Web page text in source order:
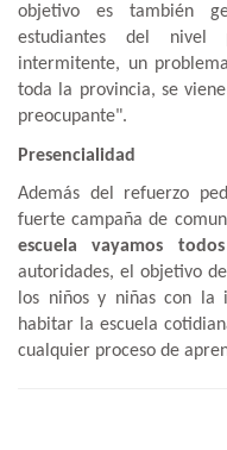
objetivo es también
estudiantes del nivel
intermitente, un
toda la provincia, se
preocupante".
Presencialidad
Además del refuerzo
fuerte campaña de
escuela vayamos
autoridades, el objetivo
los niños y niñas con la
habitar la escuela
cualquier proceso de